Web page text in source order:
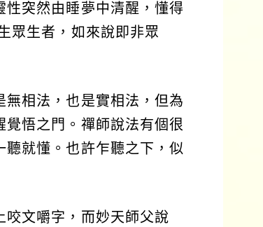
突然由睡夢中清醒，懂得
眾生者，如來說即非眾
相法，也是實相法，但為
悟之門。禪師說法有個很
就懂。也許乍聽之下，似
文嚼字，而妙天師父說